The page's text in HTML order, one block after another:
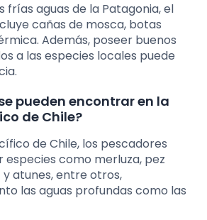
frías aguas de la Patagonia, el
cañas de mosca, botas
Además, poseer buenos
a las especies locales puede
pueden encontrar en la
de Chile?
de Chile, los pescadores
como merluza, pez
atunes, entre otros,
las aguas profundas como las